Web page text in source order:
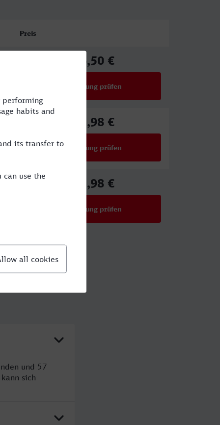
Preis
36,50 €
Verbindung prüfen
73,98 €
Verbindung prüfen
65,98 €
Verbindung prüfen
und 57
sich